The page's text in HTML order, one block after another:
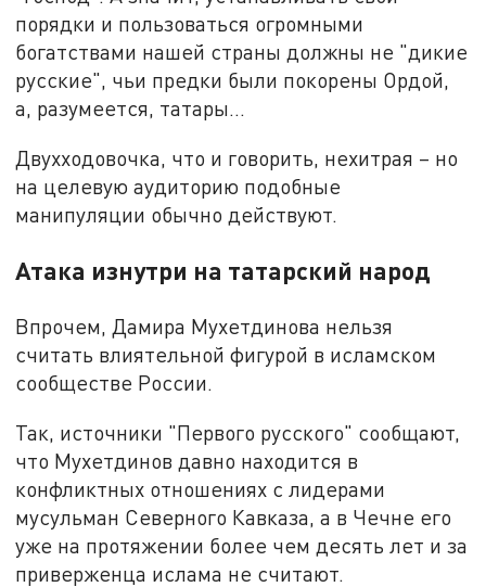
порядки и пользоваться огромными
богатствами нашей страны должны не "дикие
русские", чьи предки были покорены Ордой,
а, разумеется, татары...
Двухходовочка, что и говорить, нехитрая – но
на целевую аудиторию подобные
манипуляции обычно действуют.
Атака изнутри на татарский народ
Впрочем, Дамира Мухетдинова нельзя
считать влиятельной фигурой в исламском
сообществе России.
Так, источники "Первого русского" сообщают,
что Мухетдинов давно находится в
конфликтных отношениях с лидерами
мусульман Северного Кавказа, а в Чечне его
уже на протяжении более чем десять лет и за
приверженца ислама не считают.